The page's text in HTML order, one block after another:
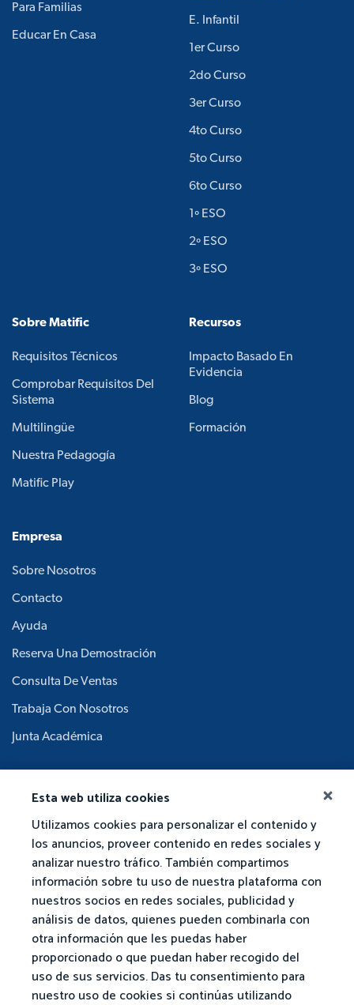
Esta web utiliza cookies
Utilizamos cookies para personalizar el contenido y
los anuncios, proveer contenido en redes sociales y
analizar nuestro tráfico. También compartimos
información sobre tu uso de nuestra plataforma con
nuestros socios en redes sociales, publicidad y
análisis de datos, quienes pueden combinarla con
otra información que les puedas haber
proporcionado o que puedan haber recogido del
uso de sus servicios. Das tu consentimiento para
nuestro uso de cookies si continúas utilizando
Para Familias
Educar En Casa
E. Infantil
1er Curso
2do Curso
3er Curso
4to Curso
5to Curso
6to Curso
1º ESO
2º ESO
3º ESO
Sobre Matific
Requisitos Técnicos
Comprobar Requisitos Del
Sistema
Multilingüe
Nuestra Pedagogía
Matific Play
Recursos
Impacto Basado En
Evidencia
Blog
Formación
Empresa
Sobre Nosotros
Contacto
Ayuda
Reserva Una Demostración
Consulta De Ventas
Trabaja Con Nosotros
Junta Académica